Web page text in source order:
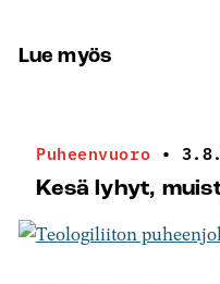
Lue myös
Puheenvuoro •
Kesä lyhyt,